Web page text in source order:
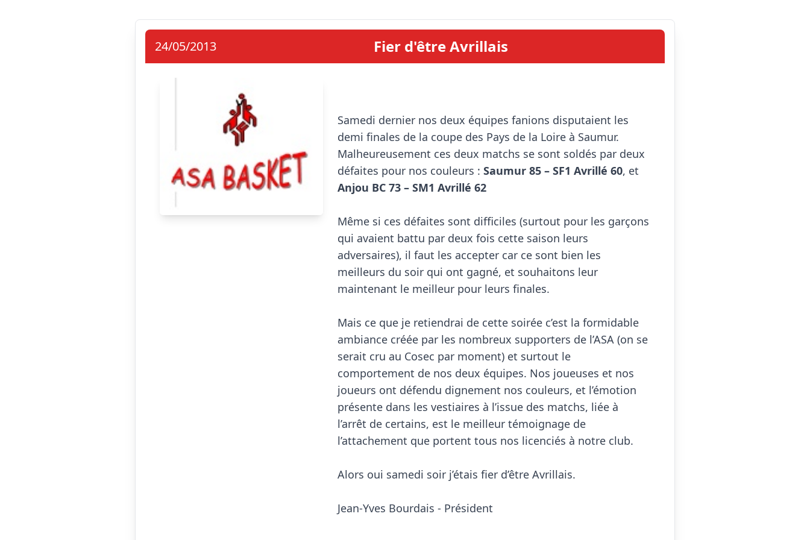
24/05/2013 Fier d'être Avrillais
Samedi dernier nos deux équipes fanions disputaient les
demi finales de la coupe des Pays de la Loire à Saumur.
Malheureusement ces deux matchs se sont soldés par deux
défaites pour nos couleurs : Saumur 85 – SF1 Avrillé 60
Anjou BC 73 – SM1 Avrillé 62
Même si ces défaites sont difficiles (surtout pour les garçons
qui avaient battu par deux fois cette saison leurs
adversaires), il faut les accepter car ce sont bien les
meilleurs du soir qui ont gagné, et souhaitons leur
maintenant le meilleur pour leurs finales.
Mais ce que je retiendrai de cette soirée c’est la formidable
ambiance créée par les nombreux supporters de l’ASA (on se
serait cru au Cosec par moment) et surtout le
comportement de nos deux équipes. Nos joueuses et nos
joueurs ont défendu dignement nos couleurs, et l’émotion
présente dans les vestiaires à l’issue des matchs, liée à
l’arrêt de certains, est le meilleur témoignage de
l’attachement que portent tous nos licenciés à notre club.
Alors oui samedi soir j’étais fier d’être Avrillais.
Jean-Yves Bourdais - Président